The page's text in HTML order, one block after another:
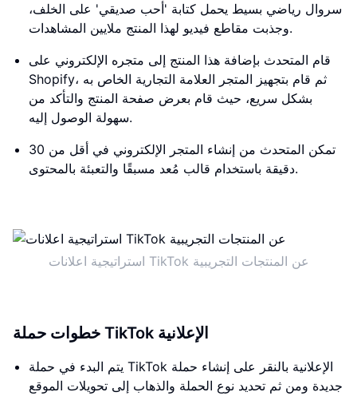
سروال رياضي بسيط يحمل كتابة 'أحب صديقي' على الخلف،
وجذبت مقاطع فيديو لهذا المنتج ملايين المشاهدات.
قام المتحدث بإضافة هذا المنتج إلى متجره الإلكتروني على
Shopify، ثم قام بتجهيز المتجر العلامة التجارية الخاص به
بشكل سريع، حيث قام بعرض صفحة المنتج والتأكد من
سهولة الوصول إليه.
تمكن المتحدث من إنشاء المتجر الإلكتروني في أقل من 30
دقيقة باستخدام قالب مُعد مسبقًا والتعبئة بالمحتوى.
استراتيجية اعلانات TikTok عن المنتجات التجريبية
خطوات حملة TikTok الإعلانية
يتم البدء في حملة TikTok الإعلانية بالنقر على إنشاء حملة
جديدة ومن ثم تحديد نوع الحملة والذهاب إلى تحويلات الموقع